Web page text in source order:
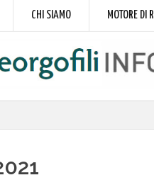
CHI SIAMO MOTORE DI